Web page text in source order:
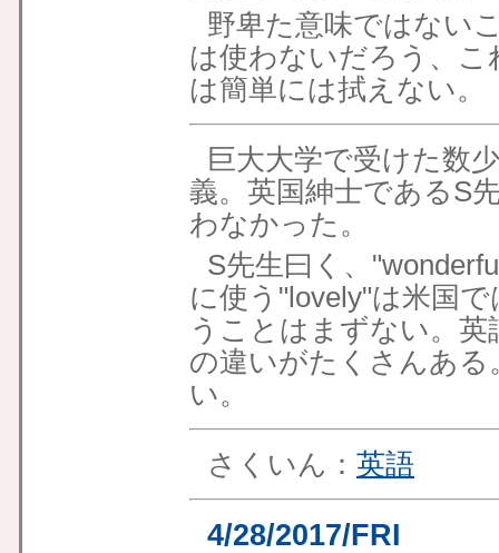
野卑た意味ではない
は使わないだろう、
は簡単には拭えない。
巨大大学で受けた数
義。英国紳士であるS
わなかった。
S先生曰く、
に使う"lovely"は米国
うことはまずない。
の違いがたくさんあ
い。
さくいん： 英語
4/28/2017/FRI